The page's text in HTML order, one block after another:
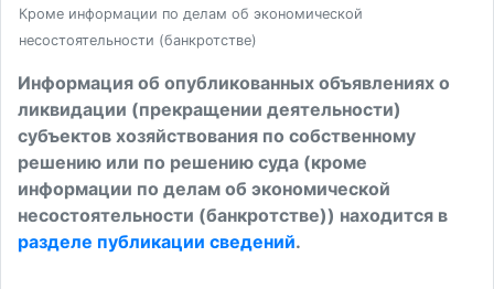
Кроме информации по делам об экономической
несостоятельности (банкротстве)
Информация об опубликованных объявлениях о
ликвидации (прекращении деятельности)
субъектов хозяйствования по собственному
решению или по решению суда (кроме
информации по делам об экономической
несостоятельности (банкротстве)) находится в
разделе публикации сведений.